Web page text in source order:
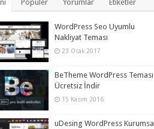
Popüler Yorumlar Etiketler
WordPress Seo Uyumlu
Nakliyat Teması
23 Ocak 2017
BeTheme WordPress Teması
Ücretsiz İndir
15 Kasım 2016
uDesing WordPress Kurumsal